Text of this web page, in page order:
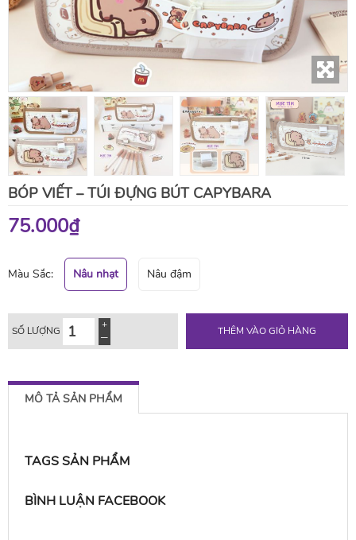
BÓP VIẾT – TÚI ĐỰNG BÚT CAPYBARA
75.000₫
Màu Sắc: Nâu nhạt Nâu đậm
SỐ LƯỢNG THÊM VÀO GIỎ HÀNG
MÔ TẢ SẢN PHẨM
TAGS SẢN PHẨM
BÌNH LUẬN FACEBOOK